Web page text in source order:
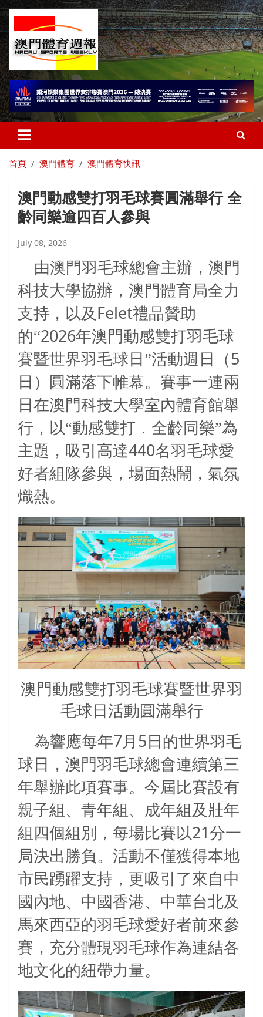
首頁 澳門體育 澳門體育快訊
澳門動感雙打羽毛球賽圓滿舉行 全
齡同樂逾四百人參與
July 08, 2026
由澳門羽毛球總會主辦，澳門
科技大學協辦，澳門體育局全力
支持，以及 Felet禮品贊助
的“2026年澳門動感雙打羽毛球
賽暨世界羽毛球日”活動週日（5
日）圓滿落下帷幕。賽事一連兩
日在澳門科技大學室內體育館舉
行，以“動感雙打．全齡同樂”為
主題，吸引高達440名羽毛球愛
好者組隊參與，場面熱鬧，氣氛
熾熱。
澳門動感雙打羽毛球賽暨世界羽
毛球日活動圓滿舉行
為響應每年7 月 5 日的世界羽毛
球日，澳門羽毛球總會連續第三
年舉辦此項賽事。今屆比賽設有
親子組、青年組、成年組及壯年
組四個組別，每場比賽以21分一
局決出勝負。活動不僅獲得本地
市民踴躍支持，更吸引了來自中
國內地、中國香港、中華台北及
馬來西亞的羽毛球愛好者前來參
賽，充分體現羽毛球作為連結各
地文化的紐帶力量。